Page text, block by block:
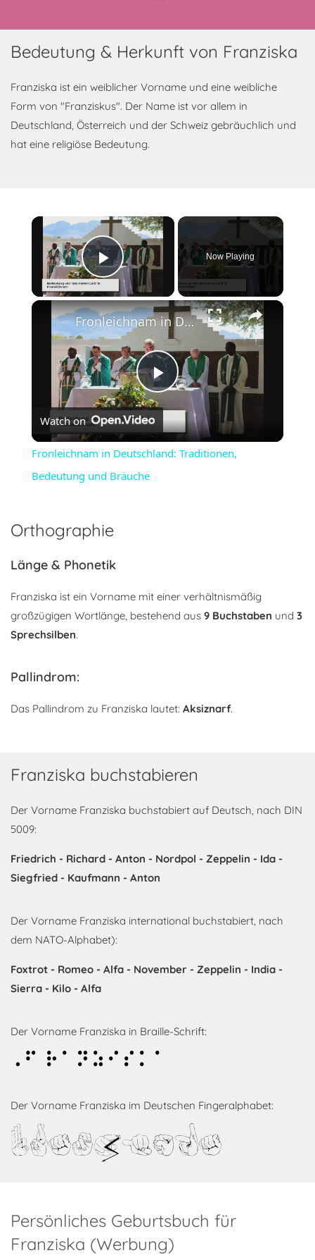
Bedeutung & Herkunft von Franziska
Franziska ist ein weiblicher Vorname und eine weibliche
Form von "Franziskus". Der Name ist vor allem in
Deutschland, Österreich und der Schweiz gebräuchlich und
hat eine religiöse Bedeutung.
×
Play Video
Now Playing
×
Play
Video
Fronleichnam in Deutschland: Traditionen, Bedeutung und Bräuche
Watch on
Fronleichnam in Deutschland: Traditionen,
Bedeutung und Bräuche
Orthographie
Länge & Phonetik
Franziska ist ein Vorname mit einer verhältnismäßig
großzügigen Wortlänge, bestehend aus 9 Buchstaben und 3
Sprechsilben.
Pallindrom:
Das Pallindrom zu Franziska lautet: Aksiznarf.
Franziska buchstabieren
Der Vorname Franziska buchstabiert auf Deutsch, nach DIN
5009:
Friedrich - Richard - Anton - Nordpol - Zeppelin - Ida -
Siegfried - Kaufmann - Anton
Der Vorname Franziska international buchstabiert, nach
dem NATO-Alphabet):
Foxtrot - Romeo - Alfa - November - Zeppelin - India -
Sierra - Kilo - Alfa
Der Vorname Franziska in Braille-Schrift:
Franziska
Der Vorname Franziska im Deutschen Fingeralphabet:
Franziska
Persönliches Geburtsbuch für
Franziska (Werbung)